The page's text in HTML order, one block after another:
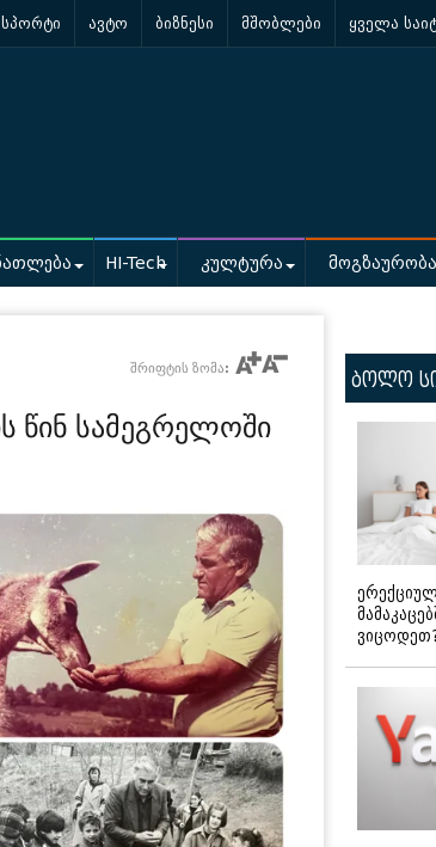
სპორტი ავტო ბიზნესი მშობლები ყველა
HI-Tech კულტურა მოგზაურობა
შრიფტის ზომა:
წინ სამეგრელოში
ბოლო